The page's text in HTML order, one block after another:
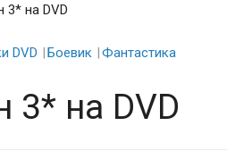
3* на DVD
DVD Боевик Фантастика
3* на DVD